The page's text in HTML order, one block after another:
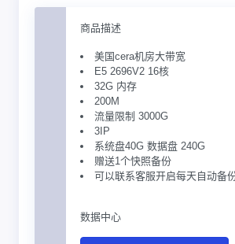
商品描述
美国cera机房大带宽
E5 2696V2 16核
32G 内存
200M
流量限制 3000G
3IP
系统盘40G 数据盘 240G
赠送1个快照备份
可以联系客服开启每天自动备
数据中心